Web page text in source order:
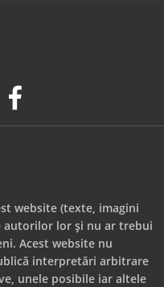
website (texte, imagini
autorilor lor și nu ar trebui
Acest website nu
interpretări arbitrare
unele posibile iar altele